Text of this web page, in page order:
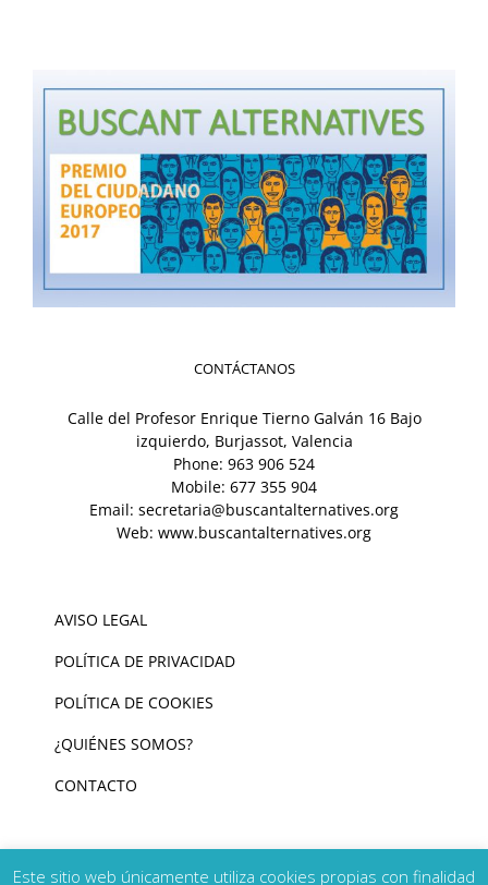
CONTÁCTANOS
Calle del Profesor Enrique Tierno Galván 16 Bajo
izquierdo, Burjassot, Valencia
Phone: 963 906 524
Mobile: 677 355 904
Email: secretaria@buscantalternatives.org
Web: www.buscantalternatives.org
AVISO LEGAL
POLÍTICA DE PRIVACIDAD
POLÍTICA DE COOKIES
¿QUIÉNES SOMOS?
CONTACTO
Este sitio web únicamente utiliza cookies propias con finalidad